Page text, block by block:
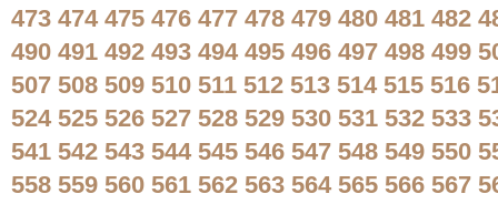
473 474 475 476 477 478 479 480 481 482
490 491 492 493 494 495 496 497 498 499
507 508 509 510 511 512 513 514 515 516
524 525 526 527 528 529 530 531 532 533
541 542 543 544 545 546 547 548 549 550
558 559 560 561 562 563 564 565 566 567